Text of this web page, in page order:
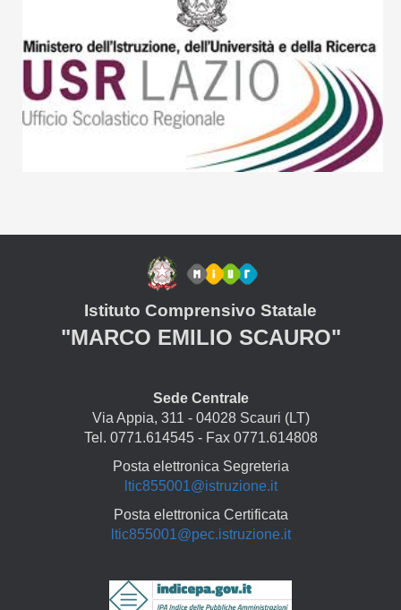
Istituto Comprensivo Statale
"MARCO EMILIO SCAURO"
Sede Centrale
Via Appia, 311 - 04028 Scauri (LT)
Tel. 0771.614545 - Fax 0771.614808
Posta elettronica Segreteria
ltic855001@istruzione.it
Posta elettronica Certificata
ltic855001@pec.istruzione.it